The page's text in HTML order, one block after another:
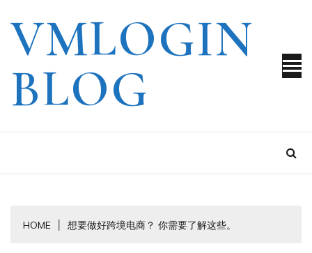
content
VMLOGIN
BLOG
HOME 想要做好跨境电商？ 你需要了解这些。